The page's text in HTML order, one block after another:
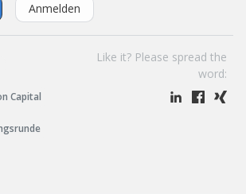
Anmelden
Capital
Like it? Please spread the
word: